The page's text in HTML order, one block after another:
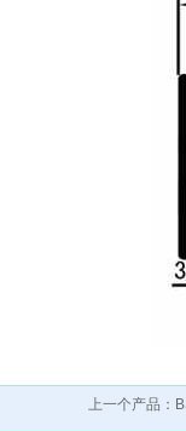
上一个产品：